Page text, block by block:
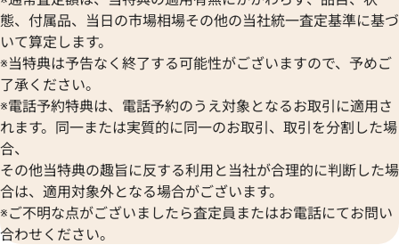
イトジャスト 126303 ゴ
格
日時点の参考買取価格です
レート文字盤
参考買取価格
※2026年3月時点の参考買取価
ヴァシュロン・コンスタンタン
Van Cleef & Arpels
ヴァンクリーフ＆アーペル
Versace
ヴェルサーチ
Wempe
ヴェンペ
ボーム＆メルシエ
BALL Watch
ボール ウォッチ
態、付属品、当日の市場相場その他の当社統一査定基準に基づ
いて算定します。
※当特典は予告なく終了する可能性がございますので、予めご
了承ください。
※電話予約特典は、電話予約のうえ対象となるお取引に適用さ
れます。同一または実質的に同一のお取引、取引を分割した場
合、
その他当特典の趣旨に反する利用と当社が合理的に判断した場
合は、適用対象外となる場合がございます。
※ご不明な点がございましたら査定員またはお電話にてお問い
合わせください。